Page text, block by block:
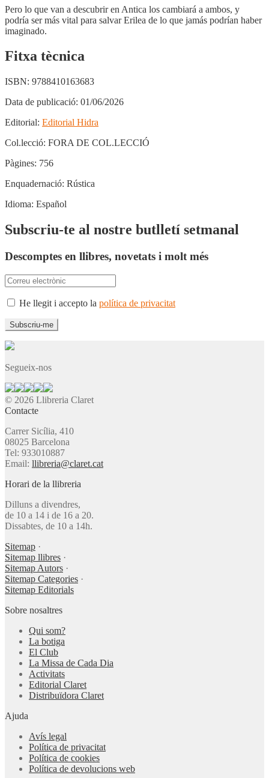
Pero lo que van a descubrir en Antica los cambiará a ambos, y
podría ser más vital para salvar Erilea de lo que jamás podrían haber
imaginado.
Fitxa tècnica
ISBN: 9788410163683
Data de publicació: 01/06/2026
Editorial: Editorial Hidra
Col.lecció: FORA DE COL.LECCIÓ
Pàgines: 756
Enquadernació: Rústica
Idioma: Español
Subscriu-te al nostre butlletí setmanal
Descomptes en llibres, novetats i molt més
He llegit i accepto la política de privacitat
Segueix-nos
© 2026 Llibreria Claret
Contacte
Carrer Sicília, 410
08025 Barcelona
Tel: 933010887
Email: llibreria@claret.cat
Horari de la llibreria
Dilluns a divendres,
de 10 a 14 i de 16 a 20.
Dissabtes, de 10 a 14h.
Sitemap ·
Sitemap llibres ·
Sitemap Autors ·
Sitemap Categories ·
Sitemap Editorials
Sobre nosaltres
Qui som?
La botiga
El Club
La Missa de Cada Dia
Activitats
Editorial Claret
Distribuïdora Claret
Ajuda
Avís legal
Política de privacitat
Política de cookies
Política de devolucions web